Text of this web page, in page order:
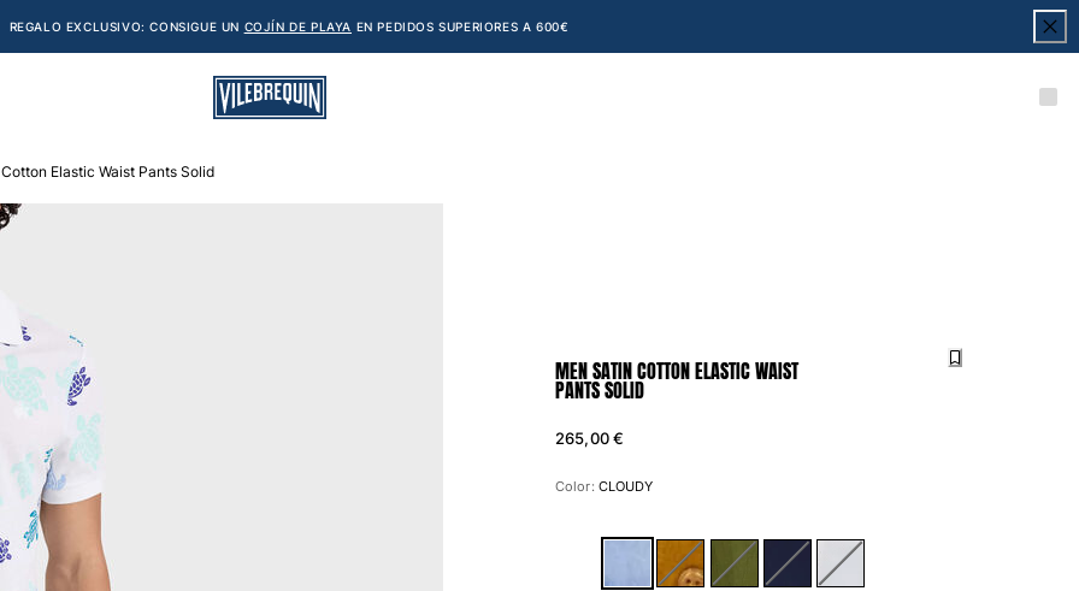
REGALO EXCLUSIVO: CONSIGUE UN COJÍN DE PLAYA EN PEDIDOS SUPERIORES A 600€
Elastic Waist Pants Solid
MEN SATIN COTTON ELASTIC WAIST
PANTS SOLID
265,00 €
Color: CLOUDY